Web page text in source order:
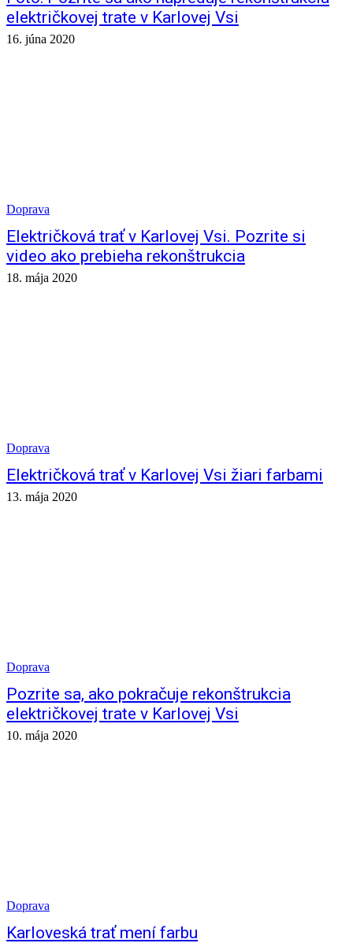
električkovej trate v Karlovej Vsi
16. júna 2020
Doprava
Električková trať v Karlovej Vsi. Pozrite si
video ako prebieha rekonštrukcia
18. mája 2020
Doprava
Električková trať v Karlovej Vsi žiari farbami
13. mája 2020
Doprava
Pozrite sa, ako pokračuje rekonštrukcia
električkovej trate v Karlovej Vsi
10. mája 2020
Doprava
Karloveská trať mení farbu